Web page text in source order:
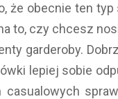
że obecnie ten
to, czy chcesz
garderoby.
lepiej sobie